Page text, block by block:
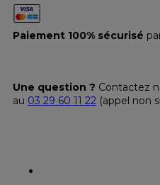
Paiement 100% sécurisé
Une question ? Contactez
au 03 29 60 11 22 (appel non